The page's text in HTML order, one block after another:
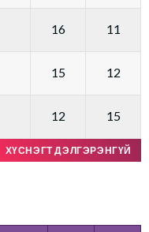
16 11
15 12
12 15
ХҮСНЭГТ ДЭЛГЭРЭНГҮЙ